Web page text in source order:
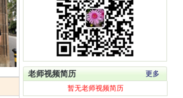
老师视频简历
更多
暂无老师视频简历